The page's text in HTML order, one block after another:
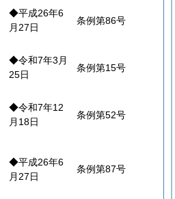
◆平成26年6
月27日
条例第86号
◆令和7年3月
25日
条例第15号
◆令和7年12
月18日
条例第52号
◆平成26年6
月27日
条例第87号